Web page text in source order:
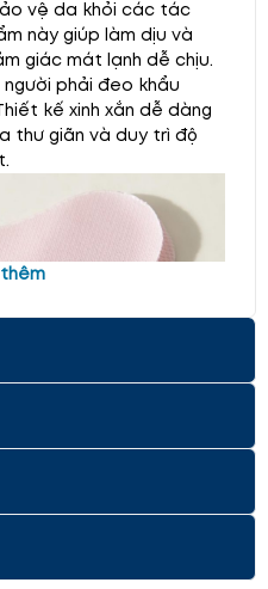
vệ da khỏi các tác
này giúp làm dịu và
giác mát lạnh dễ chịu.
phải đeo khẩu
kế xinh xắn dễ dàng
thư giãn và duy trì độ
làm dịu da sau khi tiếp